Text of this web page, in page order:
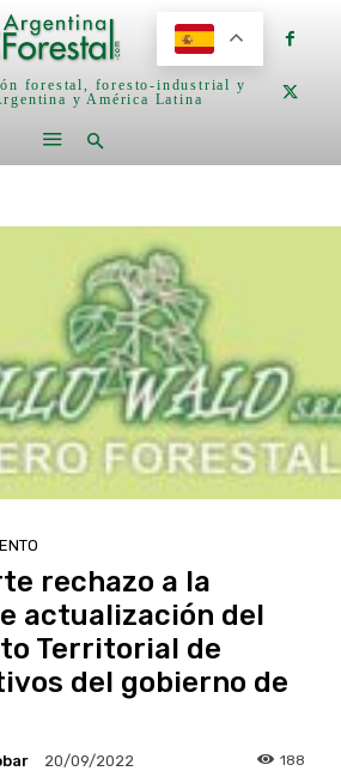
forestal, foresto-industrial y
y América Latina
rechazo a la
actualización del
Territorial de
del gobierno de
20/09/2022 188